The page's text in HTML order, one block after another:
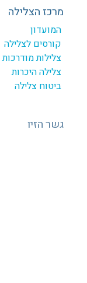
מרכז הצלילה
המועדון
קורסים לצלילה
צלילות מודרכות
צלילה היכרות
ביטוח צלילה
גשר הזיו